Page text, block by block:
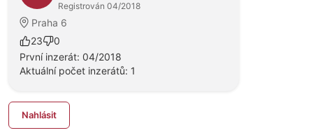
Registrován 04/2018
Praha 6
23
0
První inzerát: 04/2018
Aktuální počet inzerátů: 1
Nahlásit